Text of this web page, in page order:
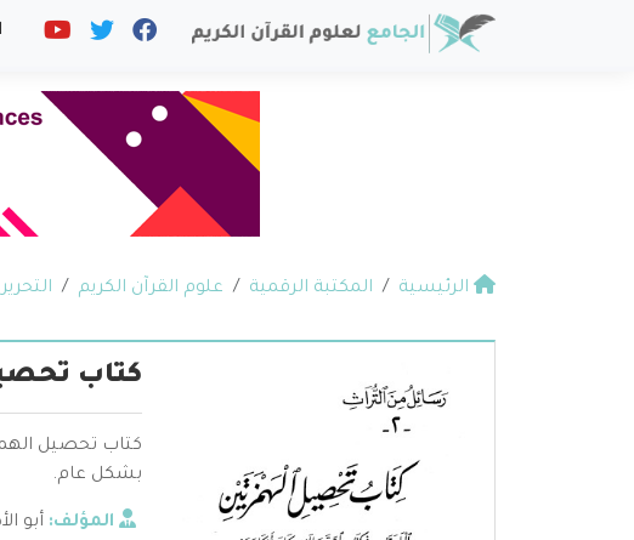
الرئيسية المكتبة الرقمية علوم القرآن الكريم
كتاب
كتاب تحصيل
بشكل عام.
المؤلف: أبو